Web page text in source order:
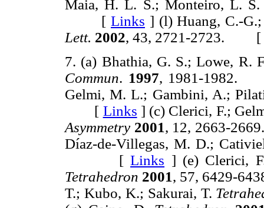
Maia, H. L. S.; Monteiro, L.
[ Links ] (l) Huang, C.-
Lett. 2002, 43, 2721-2723. [
7. (a) Bhathia, G. S.; Lowe, R.
Commun. 1997, 1981-
Gelmi, M. L.; Gambini, A.;
[ Links ] (c) Clerici, F.;
Asymmetry 2001, 12, 2663-
Díaz-de-Villegas, M. D.;
[Links ] (e) Clerici,
Tetrahedron 2001, 57, 6429-
T.; Kubo, K.; Sakurai, T.